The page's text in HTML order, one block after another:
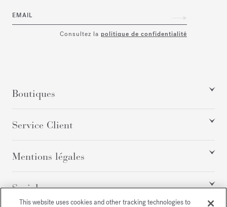
EMAIL
Consultez la politique de confidentialité
Boutiques
Service Client
Mentions légales
Social
This website uses cookies and other tracking technologies to